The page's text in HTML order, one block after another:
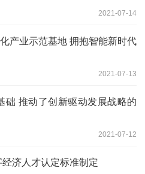
2021-07-14
产业示范基地 拥抱智能新时代
2021-07-13
础 推动了创新驱动发展战略的
2021-07-12
济人才认定标准制定